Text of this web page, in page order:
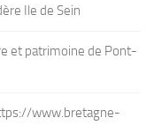
Ile de Sein
et patrimoine de Pont-
www.bretagne-